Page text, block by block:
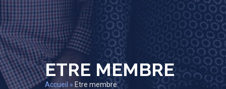
ETRE MEMBRE
Accueil » Etre membre